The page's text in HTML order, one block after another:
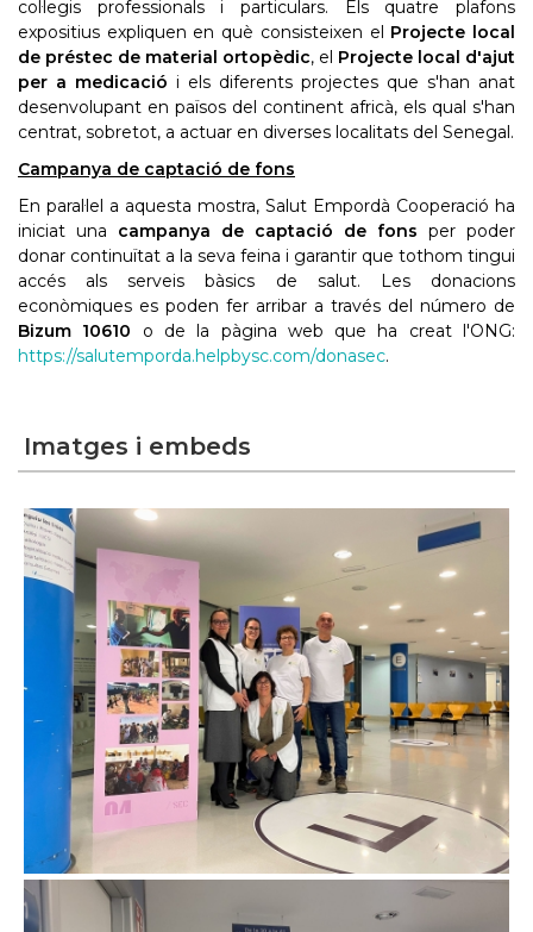
col·legis professionals i particulars. Els quatre plafons
expositius expliquen en què consisteixen el Projecte local
de préstec de material ortopèdic, el Projecte local d'ajut
per a medicació i els diferents projectes que s'han anat
desenvolupant en països del continent africà, els qual s'han
centrat, sobretot, a actuar en diverses localitats del Senegal.
Campanya de captació de fons
En paral·lel a aquesta mostra, Salut Empordà Cooperació ha
iniciat una campanya de captació de fons per poder
donar continuïtat a la seva feina i garantir que tothom tingui
accés als serveis bàsics de salut. Les donacions
econòmiques es poden fer arribar a través del número de
Bizum 10610 o de la pàgina web que ha creat l'ONG:
https://salutemporda.helpbysc.com/donasec.
Imatges i embeds
Exposició dels 15 anys del SEC
Exposició dels 15 anys del SEC